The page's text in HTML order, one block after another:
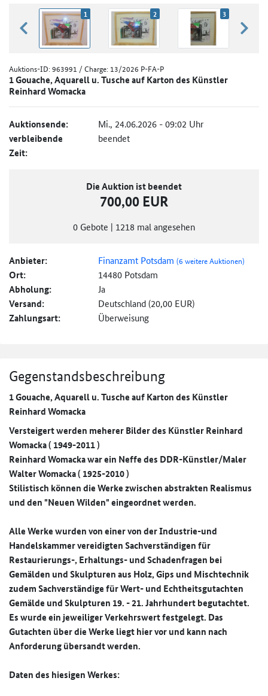
zurück blättern
1 2 3
Auktions-ID:963991 / Charge: 13/2026 P-FA-P
1 Gouache, Aquarell u. Tusche auf Karton des Künstler
Reinhard Womacka
Auktionsende: Mi., 24.06.2026 - 09:02 Uhr
verbleibende
Zeit:
beendet
Die Auktion ist beendet
700,00 EUR
0 Gebote | 1218 mal angesehen
Anbieter: Finanzamt Potsdam(6 weitere Auktionen)
Ort: 14480 Potsdam
Abholung: Ja
Versand: Deutschland (20,00 EUR)
Zahlungsart: Überweisung
Gegenstandsbeschreibung
1 Gouache, Aquarell u. Tusche auf Karton des Künstler
Reinhard Womacka
Versteigert werden meherer Bilder des Künstler Reinhard
Womacka ( 1949-2011 )
Reinhard Womacka war ein Neffe des DDR-Künstler/Maler
Walter Womacka ( 1925-2010 )
Stilistisch können die Werke zwischen abstrakten Realismus
und den "Neuen Wilden" eingeordnet werden.
Alle Werke wurden von einer von der Industrie-und
Handelskammer vereidigten Sachverständigen für
Restaurierungs-, Erhaltungs- und Schadenfragen bei
Gemälden und Skulpturen aus Holz, Gips und Mischtechnik
zudem Sachverständige für Wert- und Echtheitsgutachten
Gemälde und Skulpturen 19. - 21. Jahrhundert begutachtet.
Es wurde ein jeweiliger Verkehrswert festgelegt. Das
Gutachten über die Werke liegt hier vor und kann nach
Anforderung übersandt werden.
Daten des hiesigen Werkes: